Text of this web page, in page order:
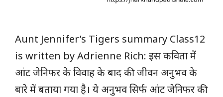
Aunt Jennifer’s Tigers summary Class12
is written by Adrienne Rich: इस कविता में
आंट जेनिफर के विवाह के बाद की जीवन अनुभव के
बारे में बताया गया है। ये अनुभव सिर्फ आंट जेनिफर की